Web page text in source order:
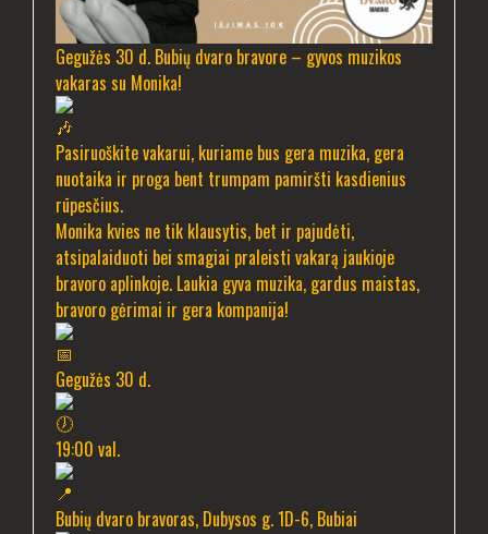
Gegužės 30 d. Bubių dvaro bravore – gyvos muzikos
vakaras su Monika!
Pasiruoškite vakarui, kuriame bus gera muzika, gera
nuotaika ir proga bent trumpam pamiršti kasdienius
rūpesčius.
Monika kvies ne tik klausytis, bet ir pajudėti,
atsipalaiduoti bei smagiai praleisti vakarą jaukioje
bravoro aplinkoje. Laukia gyva muzika, gardus maistas,
bravoro gėrimai ir gera kompanija!
Gegužės 30 d.
19:00 val.
Bubių dvaro bravoras, Dubysos g. 1D-6, Bubiai